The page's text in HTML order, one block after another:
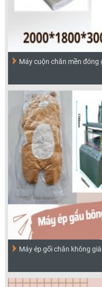
Máy cuộn chăn mền đóng
Máy ép gối chân không